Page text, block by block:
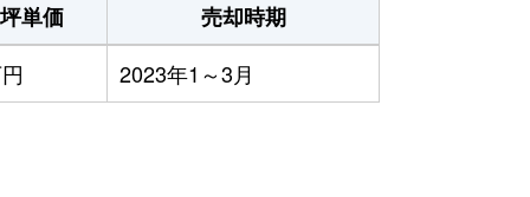
坪単価
売却時期
2023年1～3月